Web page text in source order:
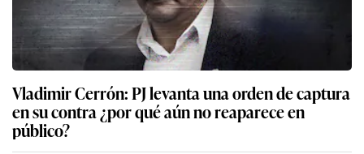
Vladimir Cerrón: PJ levanta una orden de captura
en su contra ¿por qué aún no reaparece en
público?